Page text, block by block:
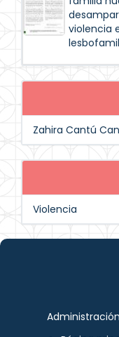
violencia
Zahira Cantú
Violencia